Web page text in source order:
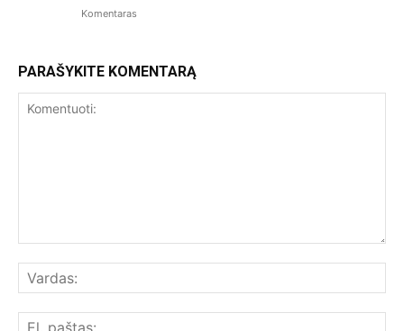
Komentaras
PARAŠYKITE KOMENTARĄ